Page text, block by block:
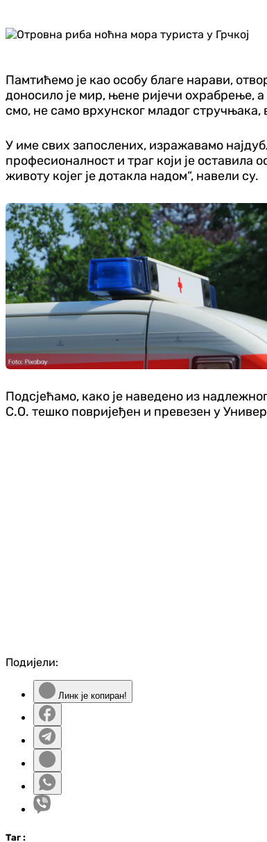
Памтићемо је као особу благе нарави,
доносило је мир, њене ријечи охрабрење,
смо, не само врхунског младог
У име свих запослених, изражавамо
професионалност и траг који је
животу којег је дотакла надом“, навели су.
Подсјећамо, како је наведено из
С.О. тешко повријеђен и превезен у
Подијели:
Линк је копиран!
Таг :